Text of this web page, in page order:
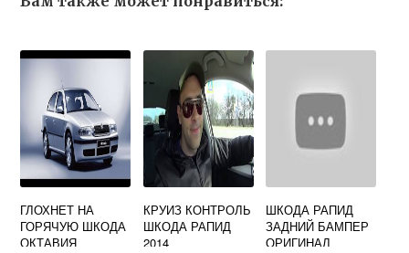
ГЛОХНЕТ НА
ГОРЯЧУЮ ШКОДА
ОКТАВИЯ
КРУИЗ КОНТРОЛЬ
ШКОДА РАПИД
2014
ШКОДА РАПИД
ЗАДНИЙ БАМПЕР
ОРИГИНАЛ